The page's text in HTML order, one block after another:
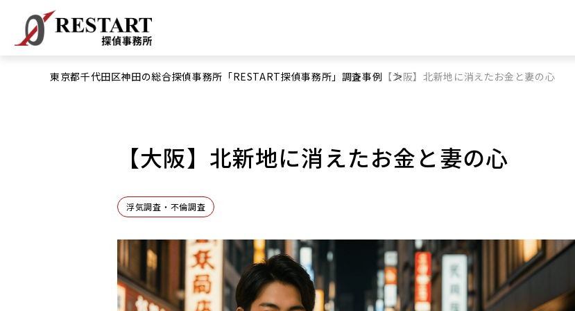
東京都千代田区神田の総合探偵事務所「RESTART探偵事務所」 調査事例 【大阪】北新地に消えたお金と妻の心
【大阪】北新地に消えたお金と妻の心
浮気調査・不倫調査